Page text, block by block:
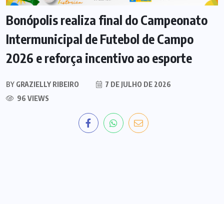
Bonópolis realiza final do Campeonato
Intermunicipal de Futebol de Campo
2026 e reforça incentivo ao esporte
BY GRAZIELLY RIBEIRO
7 DE JULHO DE 2026
96 VIEWS